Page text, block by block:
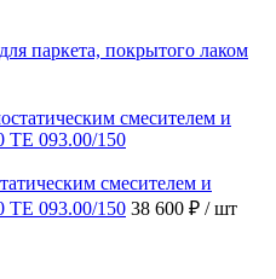
паркета, покрытого лаком
смесителем и
TE 093.00/150 38 600 ₽ / шт